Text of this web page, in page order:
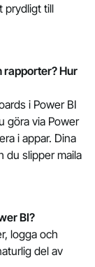
prydligt till
rapporter? Hur
i Power BI
göra via Power
i appar. Dina
du slipper maila
BI?
logga och
del av